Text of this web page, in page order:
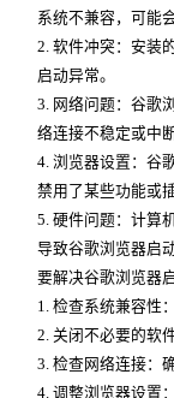
系统不兼容，可能
2. 软件冲突：安装
启动异常。
3. 网络问题：谷歌
络连接不稳定或中
4. 浏览器设置：谷
禁用了某些功能或
5. 硬件问题：计算
导致谷歌浏览器启
要解决谷歌浏览器
1. 检查系统兼容性
2. 关闭不必要的软
3. 检查网络连接：
4. 调整浏览器设置